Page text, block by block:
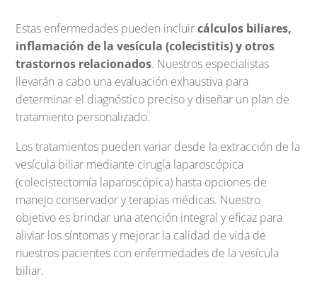
Estas enfermedades pueden incluircálculos biliares,
inflamación de la vesícula (colecistitis) y otros
trastornos relacionados. Nuestros especialistas
llevarán a cabo una evaluación exhaustiva para
determinar el diagnóstico preciso y diseñar un plan de
tratamiento personalizado.
Los tratamientos pueden variar desde la extracción de la
vesícula biliar mediante cirugía laparoscópica
(colecistectomía laparoscópica) hasta opciones de
manejo conservador y terapias médicas. Nuestro
objetivo es brindar una atención integral y eficaz para
aliviar los síntomas y mejorar la calidad de vida de
nuestros pacientes con enfermedades de la vesícula
biliar.